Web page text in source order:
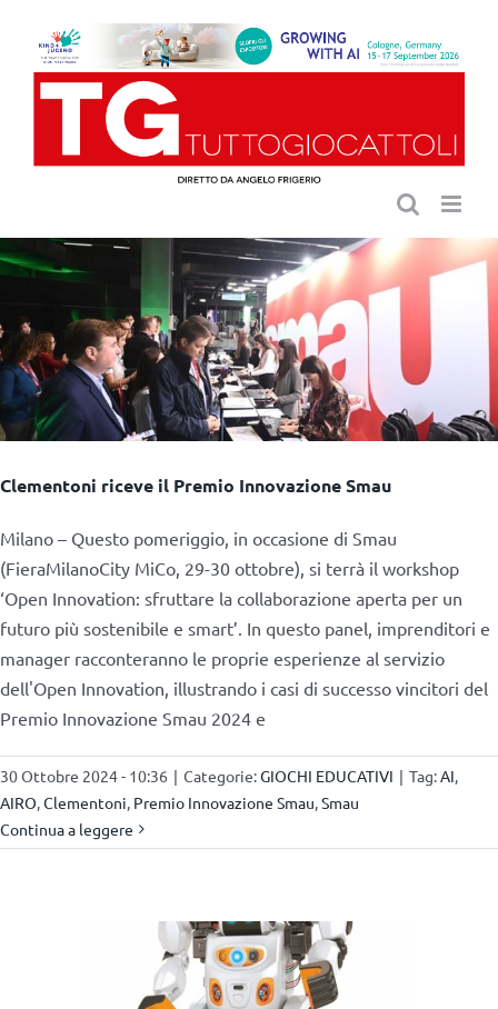
contenuto
Clementoni riceve il Premio Innovazione Smau
Milano – Questo pomeriggio, in occasione di Smau
(FieraMilanoCity MiCo, 29-30 ottobre), si terrà il workshop
‘Open Innovation: sfruttare la collaborazione aperta per un
futuro più sostenibile e smart’. In questo panel, imprenditori e
manager racconteranno le proprie esperienze al servizio
dell'Open Innovation, illustrando i casi di successo vincitori del
Premio Innovazione Smau 2024 e
30 Ottobre 2024 - 10:36 | Categorie:GIOCHI EDUCATIVI | Tag: AI
AIRO Clementoni Premio Innovazione Smau Smau
Continua a leggere